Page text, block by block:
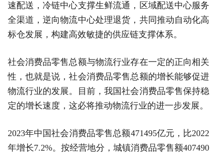
速配送，冷链中心支撑生鲜流通，区域配送中心服务
全渠道，逆向物流中心处理退货，共同推动自动化高
标仓发展，构建高效敏捷的供应链支撑体系。
社会消费品零售总额与物流行业存在一定的正向相关
性，也就是说，社会消费品零售总额的增长能够促进
物流行业的发展。目前，我国社会消费品零售保持稳
定的增长速度，这必将推动物流行业的进一步发展。
2023年中国社会消费品零售总额471495亿元，比2022
年增长7.2%。按经营地分，城镇消费品零售额407490